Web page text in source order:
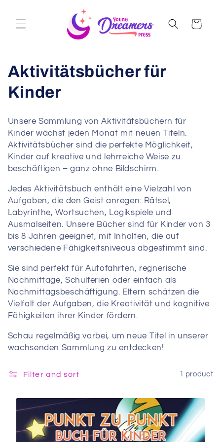
Cart
Aktivitätsbücher für
Kinder
Unsere Sammlung von Aktivitätsbüchern für
Kinder wächst jeden Monat mit neuen Titeln.
Aktivitätsbücher sind die perfekte Möglichkeit,
Kinder auf kreative und lehrreiche Weise zu
beschäftigen – ganz ohne Bildschirm.
Jedes Aktivitätsbuch enthält eine Vielzahl von
Aufgaben, die den Geist anregen: Rätsel,
Labyrinthe, Wortsuchen, Logikspiele und
Ausmalseiten. Unsere Bücher sind für Kinder von 3
bis 8 Jahren geeignet, mit Inhalten, die auf
verschiedene Fähigkeitsniveaus abgestimmt sind.
Sie sind perfekt für Autofahrten, regnerische
Nachmittage, Schulferien oder einfach als
Nachmittagsbeschäftigung. Eltern schätzen die
Vielfalt der Aufgaben, die Kreativität und kognitive
Fähigkeiten ihrer Kinder fördern.
Schau regelmäßig vorbei, um neue Titel in unserer
wachsenden Sammlung zu entdecken!
Filter and sort 1 product